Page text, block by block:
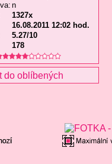
n
1327x
16.08.2011 12:02 hod.
5.27/10
178
do oblíbených